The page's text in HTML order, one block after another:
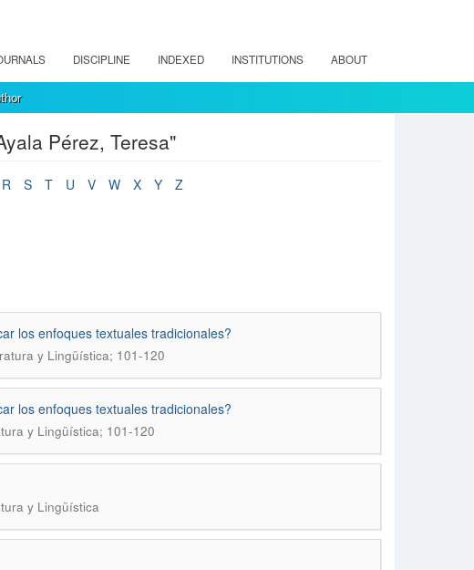
DISCIPLINE INDEXED INSTITUTIONS ABOUT
Pérez, Teresa"
R S T U V W X Y
Z
los enfoques textuales tradicionales?
y Lingüística; 101-120
los enfoques textuales tradicionales?
y Lingüística; 101-120
y Lingüística